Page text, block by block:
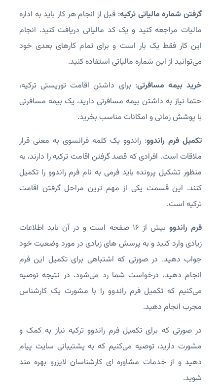
گرفتن شماره مالیاتی ترکیه: قبل از انجام هر کار باید به اداره
مالیات مراجعه کنید و یک کد مالیاتی دریافت کنید. انجام
این کار فقط یک بار است و برای تمام کارهای بعدی خود
می‌توانید از این شماره مالیاتی استفاده کنید.
خرید بیمه مسافرتی: برای داشتن اقامت توریستی ترکیه،
حتما نیاز به داشتن بیمه مسافرتی دارید، یک بیمه مسافرتی
با پوشش زمانی و امکانات مناسب بخرید.
تکمیل فرم راندوو: راندوو یک کلمه فرانسوی به معنی قرار
ملاقات است. افرادی که قصد گرفتن اقامت ترکیه را دارند، به
منظور تشکیل پرونده باید فرمی به نام فرم راندوو را تکمیل
کنند. این قسمت یکی از مهم ترین مراحل گرفتن اقامت
ترکیه است.
فرم راندوو
بیش از 16 صفحه است و در آن باید اطلاعات
زیادی وارد کنید و به پرسش های زیادی در مورد وضعیت خود
جواب دهید. در صورتی که اشتباهی برای تکمیل این فرم
انجام دهید، درخواست شما رد می‌شود. در نتیجه توصیه
می‌کنیم که تکمیل فرم راندوو را با مشورت یک کارشناس
مجرب انجام دهید.
در صورتی که برای تکمیل فرم راندوو ترکیه نیاز به کمک و
مشورت دارید، توصیه می‌کنیم که به پشتیبانی سایت پیام
دهید و از خدمات مشاوره ای کارشناسان لایزرو بهره مند
شوید.